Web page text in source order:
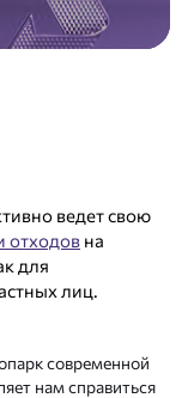
ведетсвою
отходов на
для
лиц.
современной
нам справиться